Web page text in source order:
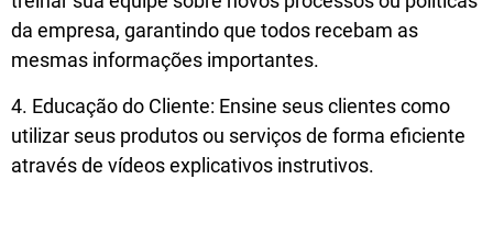
da empresa, garantindo que todos recebam as
mesmas informações importantes.
4. Educação do Cliente: Ensine seus clientes como
utilizar seus produtos ou serviços de forma eficiente
através de vídeos explicativos instrutivos.